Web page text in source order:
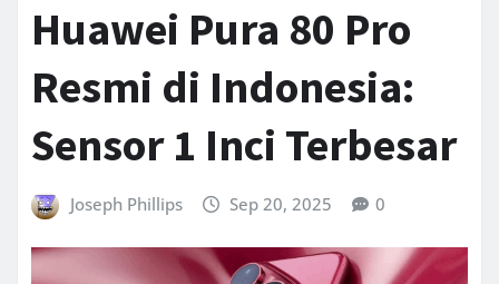
Huawei Pura 80 Pro
Resmi di Indonesia:
Sensor 1 Inci Terbesar
Joseph Phillips Sep 20, 2025 0